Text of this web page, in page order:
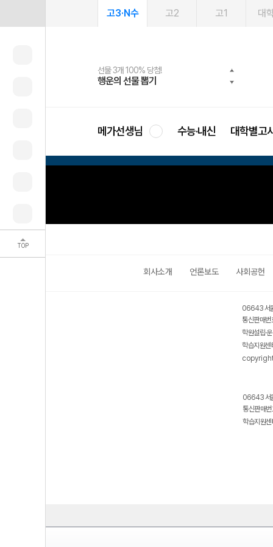
TOP
고3·N수 고2 고1 대
선물 3개 100% 당첨!
행운의 선물 뽑기
선물 100% 증정!
메가스터디 X 올리브
여름방학 스터디 캐시백
메가런 썸머스쿨
2027 러셀 단과
강사 공개선발
스마트러닝앱
설문 EVENT
메가패스
3일 무료 체험권
메가패스 수강생 무료혜택!
메가클럽 멤버십
사회공헌 캠페인
희망이룸 메가나눔
메가선생님 수능·내신 대학별고
회사소개 언론보도 사회공헌
06643 서
통신판매
학원설립·
학습지원
06643 서
통신판매
학습지원